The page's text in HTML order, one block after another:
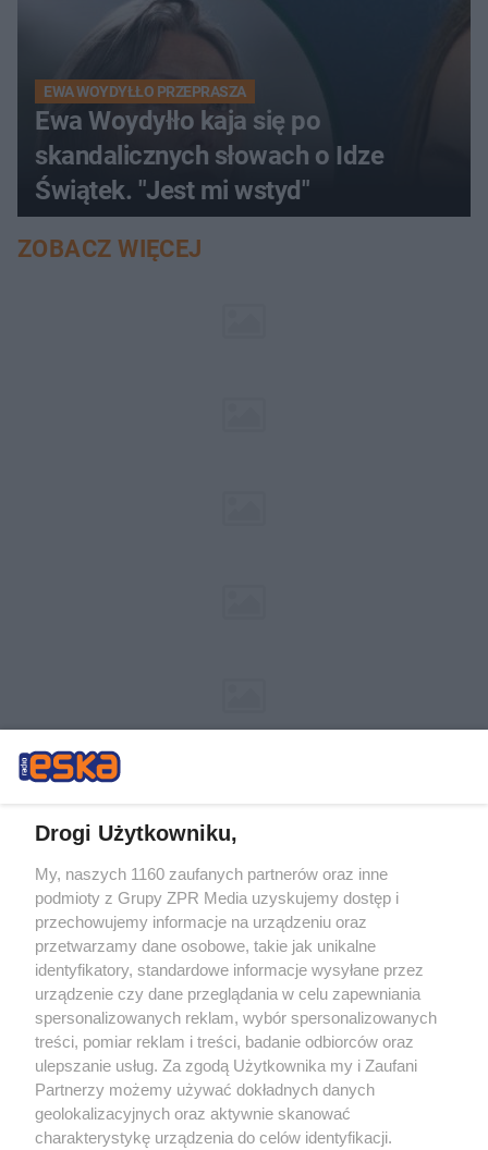
EWA WOYDYŁŁO PRZEPRASZA
Ewa Woydyłło kaja się po
skandalicznych słowach o Idze
Świątek. "Jest mi wstyd"
ZOBACZ WIĘCEJ
Żaden utwór zamieszczony w serwisie nie może być powielany i
rozpowszechniany lub dalej rozpowszechniany w jakikolwiek sposób (w
tym także elektroniczny lub mechaniczny) na jakimkolwiek polu
eksploatacji w jakiejkolwiek formie, włącznie z umieszczaniem w Internecie
bez pisemnej zgody właściciela praw. Jakiekolwiek użycie lub
wykorzystanie utworów w całości lub w części z naruszeniem prawa, tzn.
bez właściwej zgody, jest zabronione pod groźbą kary i może być ścigane
prawnie.
Drogi Użytkowniku,
My, naszych 1160 zaufanych partnerów oraz inne
podmioty z Grupy ZPR Media uzyskujemy dostęp i
przechowujemy informacje na urządzeniu oraz
przetwarzamy dane osobowe, takie jak unikalne
identyfikatory, standardowe informacje wysyłane przez
urządzenie czy dane przeglądania w celu zapewniania
spersonalizowanych reklam, wybór spersonalizowanych
treści, pomiar reklam i treści, badanie odbiorców oraz
ulepszanie usług. Za zgodą Użytkownika my i Zaufani
Partnerzy możemy używać dokładnych danych
geolokalizacyjnych oraz aktywnie skanować
charakterystykę urządzenia do celów identyfikacji.